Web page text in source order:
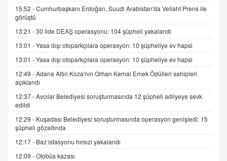
15.09.2025 16:17
SEHER EREK
Kış Ayları Geldi, Hangi Önlemler Alınmalı?
9.12.2025 10:11
İNCİ GÜL AKÖL
06.07.2026 13:00
ADEM AKÖL
Esed Destekçilerinin Yüzüne Vurulan Şamar:
Sednaya
11.12.2024 12:30
15:52 -Cumhurbaşkanı Erdoğan, Suudi Arabistan'da Veliaht Prens ile
görüştü
13:21 -30 ilde DEAŞ operasyonu: 104 şüpheli yakalandı
13:01 -Yasa dışı otoparkçılara operasyon: 10 şüpheliye ev hapsi
13:01 -Yasa dışı otoparkçılara operasyon: 10 şüpheliye ev hapsi
12:49 -Adana Altın Koza'nın Orhan Kemal Emek Ödülleri sahipleri
açıklandı
12:37 -Avcılar Belediyesi soruşturmasında 12 şüpheli adliyeye sevk
edildi
12:29 - Kuşadası Belediyesi soruşturmasında operasyon genişledi: 15
şüpheli gözaltında
12:17 - Baz istasyonu hırsızı yakalandı
12:09 -Otobüs kazası